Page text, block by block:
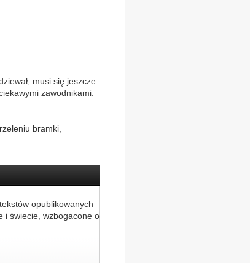
musi się jeszcze
zawodnikami.
bramki,
opublikowanych
i świecie, wzbogacone o